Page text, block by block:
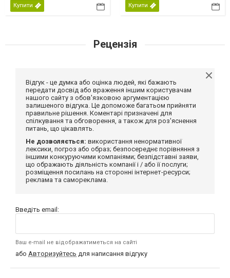
Купити Купити
Рецензія
Відгук - це думка або оцінка людей, які бажають
передати досвід або враження іншим користувачам
нашого сайту з обов'язковою аргументацією
залишеного відгука. Це допоможе багатьом прийняти
правильне рішення. Коментарі призначені для
спілкування та обговорення, а також для роз'яснення
питань, що цікавлять.
Не дозволяється: використання ненормативної
лексики, погроз або образ; безпосереднє порівняння з
іншими конкуруючими компаніями; безпідставні заяви,
що ображають діяльність компанії і / або її послуги;
розміщення посилань на сторонні інтернет-ресурси;
реклама та самореклама.
Введіть email:
Ваш e-mail не відображатиметься на сайті
або Авторизуйтесь для написання відгуку